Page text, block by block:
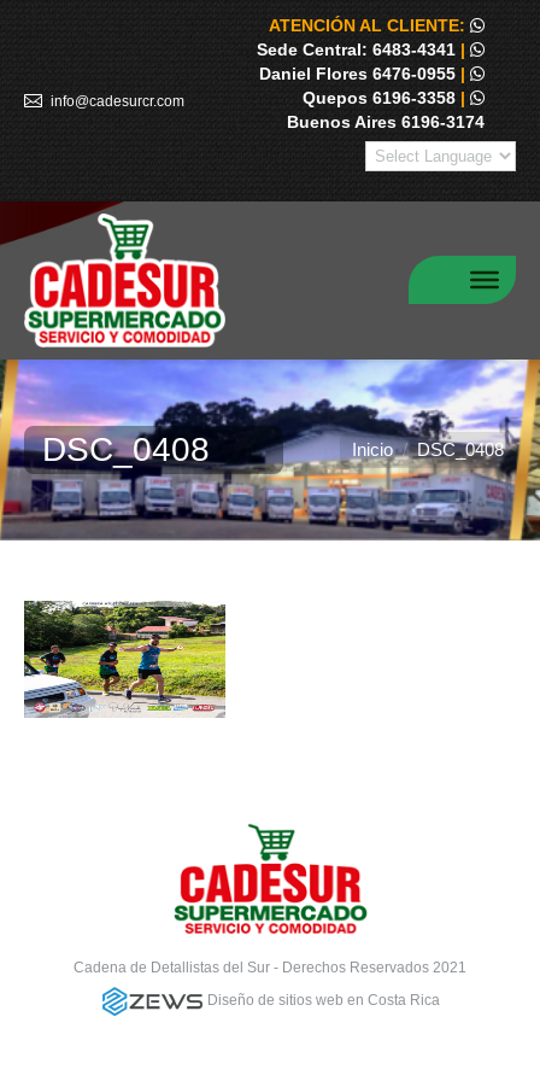
info@cadesurcr.com
ATENCIÓN AL CLIENTE:
Sede Central: 6483-4341 |
Daniel Flores 6476-0955 |
Quepos 6196-3358 |
Buenos Aires 6196-3174
DSC_0408 Estás aquí:Inicio DSC_0408
Cadena de Detallistas del Sur - Derechos Reservados 2021
Diseño de sitios web en Costa Rica